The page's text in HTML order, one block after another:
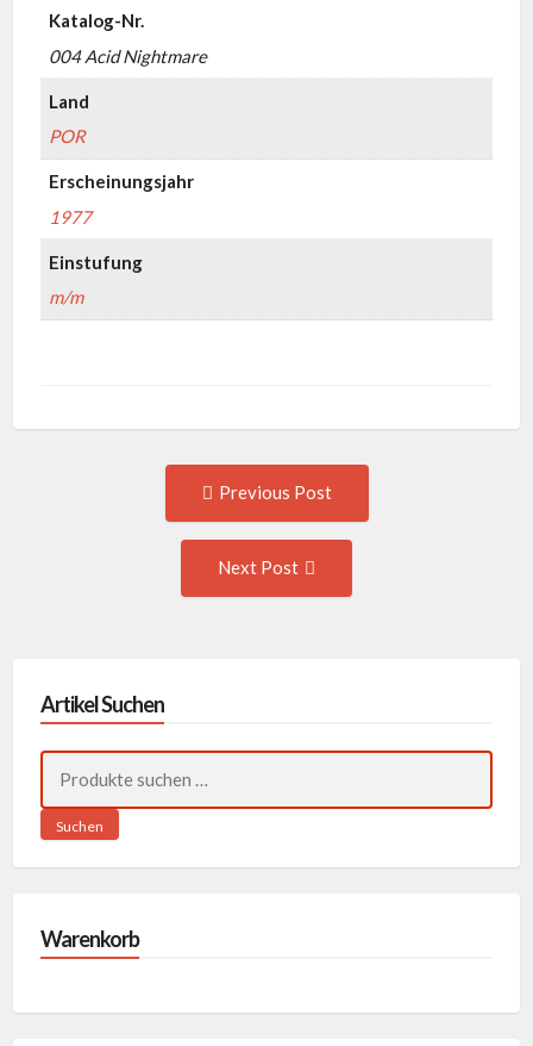
Katalog-Nr.
004 Acid Nightmare
Land
POR
Erscheinungsjahr
1977
Einstufung
m/m
navigation
Previous Post
Next Post
Artikel Suchen
Suchen
Warenkorb